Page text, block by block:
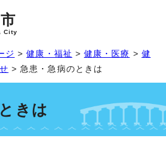
City
ジ >健康・福祉 >健康・医療 > 健
> 急患・急病のときは
きは